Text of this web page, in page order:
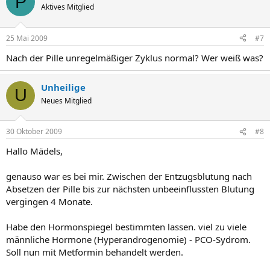
Aktives Mitglied
25 Mai 2009 #7
Nach der Pille unregelmäßiger Zyklus normal? Wer weiß was?
U Unheilige
Neues Mitglied
30 Oktober 2009 #8
Hallo Mädels,
genauso war es bei mir. Zwischen der Entzugsblutung nach
Absetzen der Pille bis zur nächsten unbeeinflussten Blutung
vergingen 4 Monate.
Habe den Hormonspiegel bestimmten lassen. viel zu viele
männliche Hormone (Hyperandrogenomie) - PCO-Sydrom.
Soll nun mit Metformin behandelt werden.